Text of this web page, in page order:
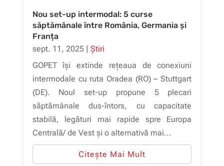
Nou set-up intermodal: 5 curse
săptămânale între România, Germania și
Franța
sept. 11, 2025| Știri
GOPET își extinde rețeaua de conexiuni
intermodale cu ruta Oradea (RO) – Stuttgart
(DE). Noul set-up propune 5 plecari
săptămânale dus-întors, cu capacitate
stabilă, legături mai rapide spre Europa
Centrală/ de Vest și o alternativă mai...
Citește Mai Mult